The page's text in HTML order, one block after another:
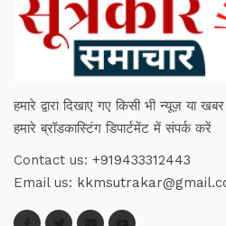
हमारे द्वारा दिखाए गए किसी भी न्यूज़ या
हमारे ब्रॉडकास्टिंग डिपार्टमेंट में संपर्क करें
Contact us: +919433312443
Email us: